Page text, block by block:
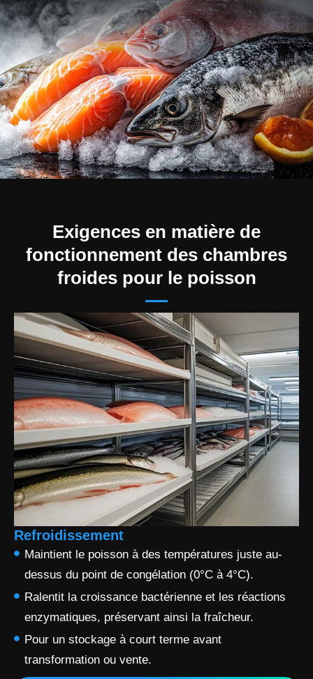
Exigences en matière de
fonctionnement des chambres
froides pour le poisson
Refroidissement
Maintient le poisson à des températures juste au-
dessus du point de congélation (0°C à 4°C).
Ralentit la croissance bactérienne et les réactions
enzymatiques, préservant ainsi la fraîcheur.
Pour un stockage à court terme avant
transformation ou vente.